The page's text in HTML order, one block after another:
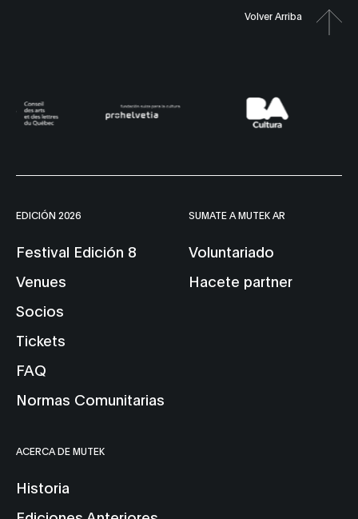
Volver Arriba
EDICIÓN 2026
Festival Edición 8
Venues
Socios
Tickets
FAQ
Normas Comunitarias
SUMATE A MUTEK AR
Voluntariado
Hacete partner
ACERCA DE MUTEK
Historia